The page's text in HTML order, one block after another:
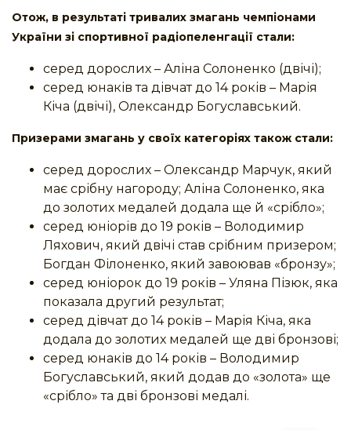
Отож, в результаті тривалих змагань чемпіонами
України зі спортивної радіопеленгації стали:
серед дорослих – Аліна Солоненко (двічі);
серед юнаків та дівчат до 14 років – Марія
Кіча (двічі), Олександр Богуславський.
Призерами змагань у своїх категоріях також стали:
серед дорослих – Олександр Марчук, який
має срібну нагороду; Аліна Солоненко, яка
до золотих медалей додала ще й «срібло»;
серед юніорів до 19 років – Володимир
Ляхович, який двічі став срібним призером;
Богдан Філоненко, який завоював «бронзу»;
серед юніорок до 19 років – Уляна Пізюк, яка
показала другий результат;
серед дівчат до 14 років – Марія Кіча, яка
додала до золотих медалей ще дві бронзові;
серед юнаків до 14 років – Володимир
Богуславський, який додав до «золота» ще
«срібло» та дві бронзові медалі.